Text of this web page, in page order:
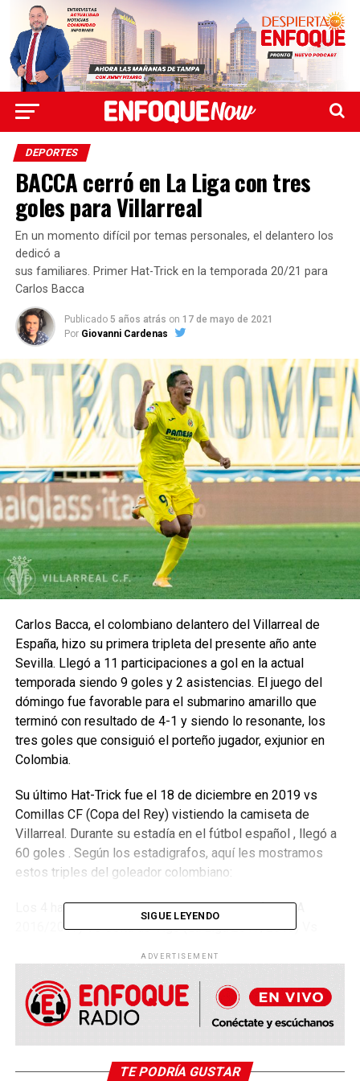
DEPORTES
BACCA cerró en La Liga con tres
goles para Villarreal
En un momento difícil por temas personales, el delantero los
dedicó a
sus familiares. Primer Hat-Trick en la temporada 20/21 para
Carlos Bacca
Publicado 5 años atrás on 17 de mayo de 2021
Por Giovanni Cardenas
Carlos Bacca, el colombiano delantero del Villarreal de
España, hizo su primera tripleta del presente año ante
Sevilla. Llegó a 11 participaciones a gol en la actual
temporada siendo 9 goles y 2 asistencias. El juego del
dómingo fue favorable para el submarino amarillo que
terminó con resultado de 4-1 y siendo lo resonante, los
tres goles que consiguió el porteño jugador, exjunior en
Colombia.
Su último Hat-Trick fue el 18 de diciembre en 2019 vs
Comillas CF (Copa del Rey) vistiendo la camiseta de
Villarreal. Durante su estadía en el fútbol español , llegó a
60 goles . Según los estadigrafos, aquí les mostramos
estos triples del goleador colombiano:
Los 4 hat tricks en Europa: Bacca Vs Torino (Serie A
2016/2017) Vs Celta de Vigo (La Liga 2017/2018) Vs
2020/2021). Premio al esfuerzo realizado en una
temporada que tuvo muchos inconvenientes para él, este
hat trick (su 4to en Europa) es un mensaje de que está
más vigente que nunca.( vía
@eterno_70).
Los datos al final del partido fueron así para el cañonero
SIGUE LEYENDO
ADVERTISEMENT
TE PODRÍA GUSTAR